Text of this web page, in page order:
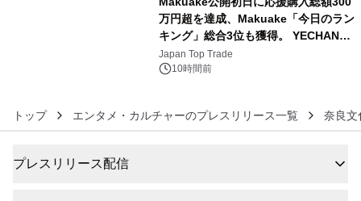
万円超を達成、Makuake「今日のラン
キング」総合3位も獲得。 YECHAN音
浴シンギングボウル第2弾の大型サイ
ズ（XL・2XL・3XL）を先行販売中
Japan Top Trade
10時間前
トップ エンタメ・カルチャーのプレスリリース一覧 奈良文
プレスリリース配信